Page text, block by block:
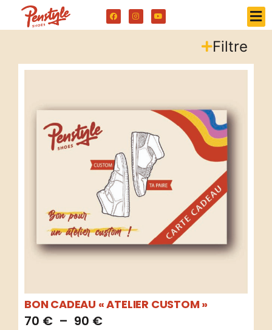
Filtre
BON CADEAU « ATELIER CUSTOM »
70 € – 90 €